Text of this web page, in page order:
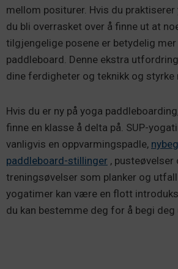
mellom positurer. Hvis du praktiserer
du bli overrasket over å finne ut at
tilgjengelige posene er betydelig mer
paddleboard. Denne ekstra
dine ferdigheter og teknikk og styrke
Hvis du er ny på yoga
finne en klasse å delta på. SUP-
vanligvis en oppvarmingspadle,
paddleboard-stillinger , pusteøvelser
treningsøvelser som planker og
yogatimer kan være en flott
du kan bestemme deg for å begi